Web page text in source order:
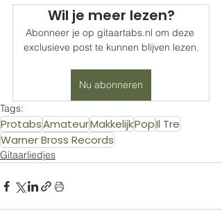
Wil je meer lezen?
Abonneer je op gitaartabs.nl om deze
exclusieve post te kunnen blijven lezen.
Nu abonneren
Tags:
ProtabsAmateurMakkelijkPopIl Tre
Warner Bross Records
Gitaarliedjes